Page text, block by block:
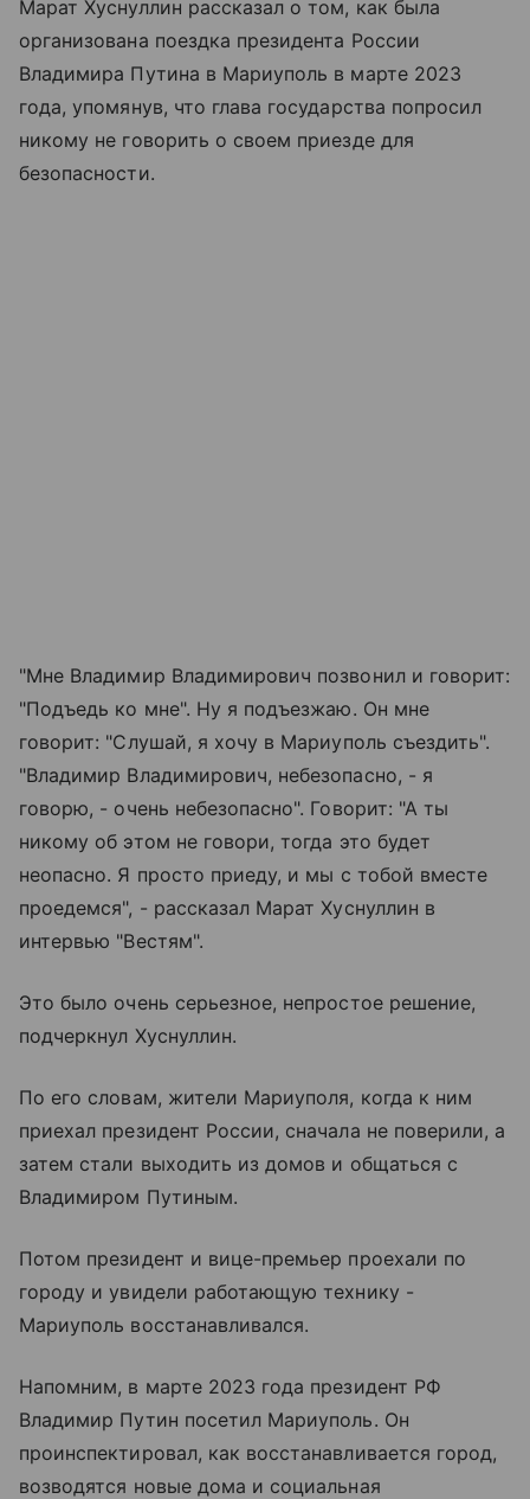
Марат Хуснуллин рассказал о том, как была
организована поездка президента России
Владимира Путина в Мариуполь в марте 2023
года, упомянув, что глава государства попросил
никому не говорить о своем приезде для
безопасности.
"Мне Владимир Владимирович позвонил и говорит:
"Подъедь ко мне". Ну я подъезжаю. Он мне
говорит: "Слушай, я хочу в Мариуполь съездить".
"Владимир Владимирович, небезопасно, - я
говорю, - очень небезопасно". Говорит: "А ты
никому об этом не говори, тогда это будет
неопасно. Я просто приеду, и мы с тобой вместе
проедемся", - рассказал Марат Хуснуллин в
интервью "Вестям".
Это было очень серьезное, непростое решение,
подчеркнул Хуснуллин.
По его словам, жители Мариуполя, когда к ним
приехал президент России, сначала не поверили, а
затем стали выходить из домов и общаться с
Владимиром Путиным.
Потом президент и вице-премьер проехали по
городу и увидели работающую технику -
Мариуполь восстанавливался.
Напомним, в марте 2023 года президент РФ
Владимир Путин посетил Мариуполь. Он
проинспектировал, как восстанавливается город,
возводятся новые дома и социальная